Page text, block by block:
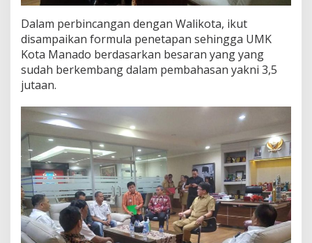
Dalam perbincangan dengan Walikota, ikut
disampaikan formula penetapan sehingga UMK
Kota Manado berdasarkan besaran yang yang
sudah berkembang dalam pembahasan yakni 3,5
jutaan.